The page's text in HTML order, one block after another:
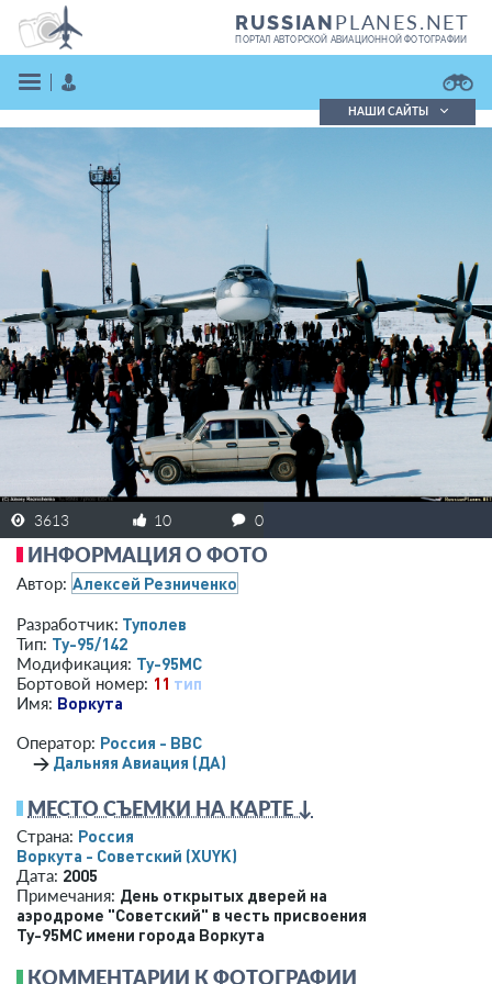
RUSSIANPLANES.NET
ПОРТАЛ АВТОРСКОЙ АВИАЦИОННОЙ ФОТОГРАФИИ
ЗАРЕГИСТРИРОВАТЬСЯ
НАШИ САЙТЫ
3613 10 0
ИНФОРМАЦИЯ О ФОТО
Автор: Алексей Резниченко
Разработчик: Туполев
Тип: Ту-95/142
Модификация: Ту-95МС
Бортовой номер: 11 тип
Имя: Воркута
Оператор: Россия - ВВС
→ Дальняя Авиация (ДА)
МЕСТО СЪЕМКИ НА КАРТЕ ↓
Страна: Россия
Воркута - Советский (XUYK)
Дата: 2005
Примечания: День открытых дверей на
аэродроме "Советский" в честь присвоения
Ту-95МС имени города Воркута
КОММЕНТАРИИ К ФОТОГРАФИИ